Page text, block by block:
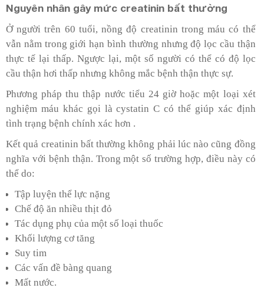
Nguyên nhân gây mức creatinin bất thường
Ở người trên 60 tuổi, nồng độ creatinin trong máu có thể
vẫn nằm trong giới hạn bình thường nhưng độ lọc cầu thận
thực tế lại thấp. Ngược lại, một số người có thể có độ lọc
cầu thận hơi thấp nhưng không mắc bệnh thận thực sự.
Phương pháp thu thập nước tiểu 24 giờ hoặc một loại xét
nghiệm máu khác gọi là cystatin C có thể giúp xác định
tình trạng bệnh chính xác hơn .
Kết quả creatinin bất thường không phải lúc nào cũng đồng
nghĩa với bệnh thận. Trong một số trường hợp, điều này có
thể do:
Tập luyện thể lực nặng
Chế độ ăn nhiều thịt đỏ
Tác dụng phụ của một số loại thuốc
Khối lượng cơ tăng
Suy tim
Các vấn đề bàng quang
Mất nước.